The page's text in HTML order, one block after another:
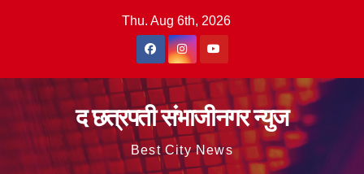
Thu. Aug 6th, 2026
द छत्रपती संभाजीनगर न्युज
Best City News